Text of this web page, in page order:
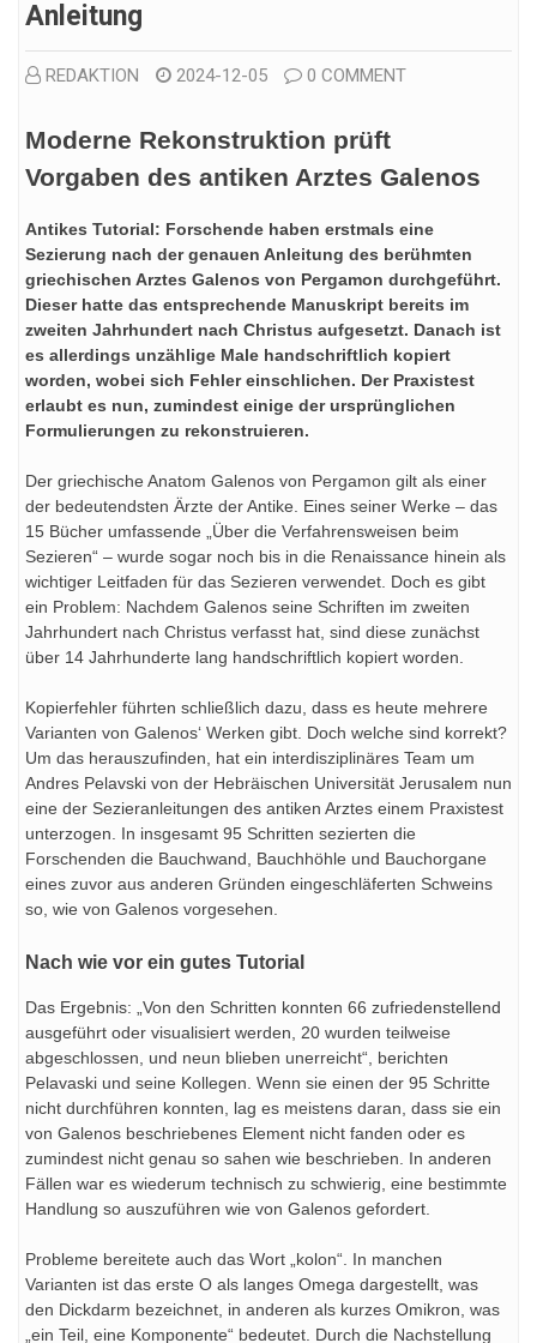
Anleitung
REDAKTION 2024-12-05 0 COMMENT
Moderne Rekonstruktion prüft
Vorgaben des antiken Arztes Galenos
Antikes Tutorial: Forschende haben erstmals eine
Sezierung nach der genauen Anleitung des berühmten
griechischen Arztes Galenos von Pergamon durchgeführt.
Dieser hatte das entsprechende Manuskript bereits im
zweiten Jahrhundert nach Christus aufgesetzt. Danach ist
es allerdings unzählige Male handschriftlich kopiert
worden, wobei sich Fehler einschlichen. Der Praxistest
erlaubt es nun, zumindest einige der ursprünglichen
Formulierungen zu rekonstruieren.
Der griechische Anatom Galenos von Pergamon gilt als einer
der bedeutendsten Ärzte der Antike. Eines seiner Werke – das
15 Bücher umfassende „Über die Verfahrensweisen beim
Sezieren“ – wurde sogar noch bis in die Renaissance hinein als
wichtiger Leitfaden für das Sezieren verwendet. Doch es gibt
ein Problem: Nachdem Galenos seine Schriften im zweiten
Jahrhundert nach Christus verfasst hat, sind diese zunächst
über 14 Jahrhunderte lang handschriftlich kopiert worden.
Kopierfehler führten schließlich dazu, dass es heute mehrere
Varianten von Galenos‘ Werken gibt. Doch welche sind korrekt?
Um das herauszufinden, hat ein interdisziplinäres Team um
Andres Pelavski von der Hebräischen Universität Jerusalem nun
eine der Sezieranleitungen des antiken Arztes einem Praxistest
unterzogen. In insgesamt 95 Schritten sezierten die
Forschenden die Bauchwand, Bauchhöhle und Bauchorgane
eines zuvor aus anderen Gründen eingeschläferten Schweins
so, wie von Galenos vorgesehen.
Nach wie vor ein gutes Tutorial
Das Ergebnis: „Von den Schritten konnten 66 zufriedenstellend
ausgeführt oder visualisiert werden, 20 wurden teilweise
abgeschlossen, und neun blieben unerreicht“, berichten
Pelavaski und seine Kollegen. Wenn sie einen der 95 Schritte
nicht durchführen konnten, lag es meistens daran, dass sie ein
von Galenos beschriebenes Element nicht fanden oder es
zumindest nicht genau so sahen wie beschrieben. In anderen
Fällen war es wiederum technisch zu schwierig, eine bestimmte
Handlung so auszuführen wie von Galenos gefordert.
Probleme bereitete auch das Wort „kolon“. In manchen
Varianten ist das erste O als langes Omega dargestellt, was
den Dickdarm bezeichnet, in anderen als kurzes Omikron, was
„ein Teil, eine Komponente“ bedeutet. Durch die Nachstellung